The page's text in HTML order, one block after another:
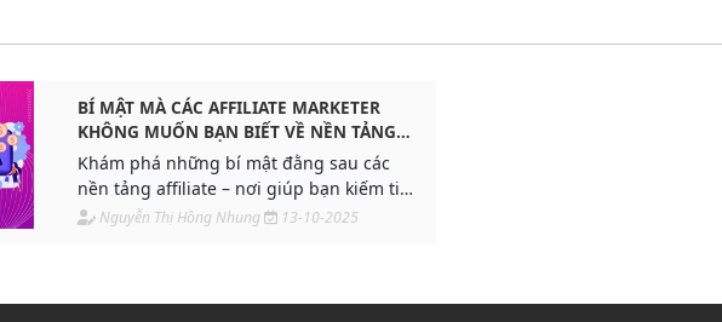
BÍ MẬT MÀ CÁC AFFILIATE MARKETER
KHÔNG MUỐN BẠN BIẾT VỀ NỀN TẢNG
AFFILIATE
Khám phá những bí mật đằng sau các
nền tảng affiliate – nơi giúp bạn kiếm tiền
online thông minh.
Nguyễn Thị Hồng Nhung 13-10-2025